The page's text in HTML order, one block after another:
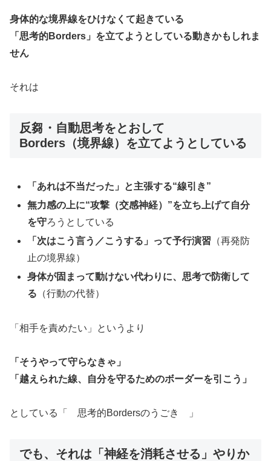
身体的な境界線をひけなくて起きている
「思考的Borders」を立てようとしている動きかもしれま
せん
それは
反芻・自動思考をとおして
Borders（境界線）を立てようとしている
「あれは不当だった」と主張する“線引き”
無力感の上に“攻撃（交感神経）”を立ち上げて自分
を守ろうとしている
「次はこう言う／こうする」って予行演習 （再発防
止の境界線）
身体が固まって動けない代わりに、思考で防衛して
る （行動の代替）
「相手を責めたい」というより
「そうやって守らなきゃ」
「越えられた線、自分を守るためのボーダーを引こう」
としている「 思考的Bordersのうごき 」
でも、それは「神経を消耗させる 」やりか